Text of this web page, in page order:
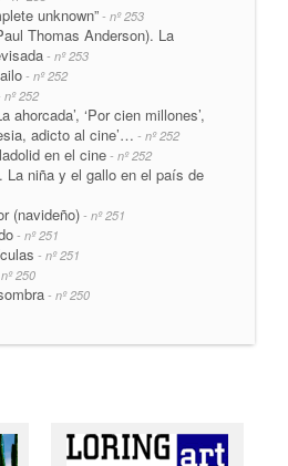
unknown” - nº 253
Thomas Anderson). La
- nº 253
- nº 252
nº 252
ahorcada’, ‘Por cien millones’,
adicto al cine’… - nº 252
en el cine - nº 252
La niña y el gallo en el país de
(navideño) - nº 251
- nº 251
- nº 251
250
- nº 250